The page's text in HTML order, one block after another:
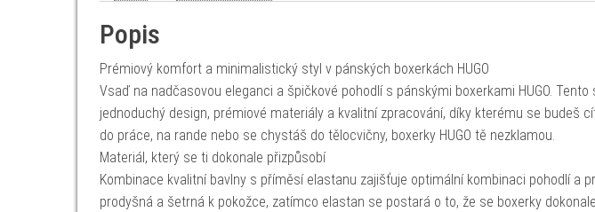
Popis
Prémiový komfort a minimalistický styl v pánských boxerkách HUGO
Vsaď na nadčasovou eleganci a špičkové pohodlí s pánskými boxerkami HUGO.
jednoduchý design, prémiové materiály a kvalitní zpracování, díky kterému se budeš
do práce, na rande nebo se chystáš do tělocvičny, boxerky HUGO tě nezklamou.
Materiál, který se ti dokonale přizpůsobí
Kombinace kvalitní bavlny s příměsí elastanu zajišťuje optimální kombinaci pohodlí a
prodyšná a šetrná k pokožce, zatímco elastan se postará o to, že se boxerky